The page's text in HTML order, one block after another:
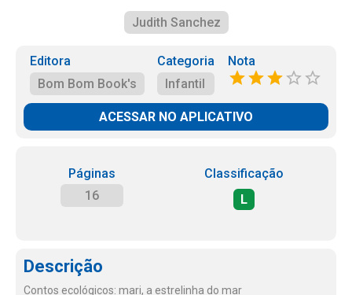
Judith Sanchez
Editora
Bom Bom Book's
Categoria
Infantil
Nota
ACESSAR NO APLICATIVO
Páginas
16
Classificação
L
Descrição
Contos ecológicos: mari, a estrelinha do mar